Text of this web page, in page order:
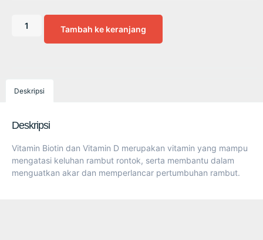
Tambah ke keranjang
Deskripsi
Deskripsi
Vitamin Biotin dan Vitamin D merupakan vitamin yang mampu
mengatasi keluhan rambut rontok, serta membantu dalam
menguatkan akar dan memperlancar pertumbuhan rambut.